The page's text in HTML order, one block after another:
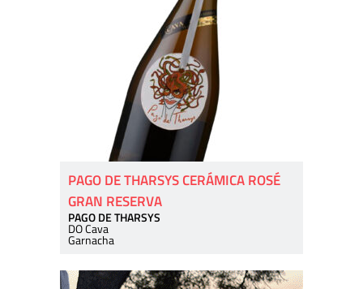
PAGO DE THARSYS CERÁMICA ROSÉ
GRAN RESERVA
PAGO DE THARSYS
DO Cava
Garnacha